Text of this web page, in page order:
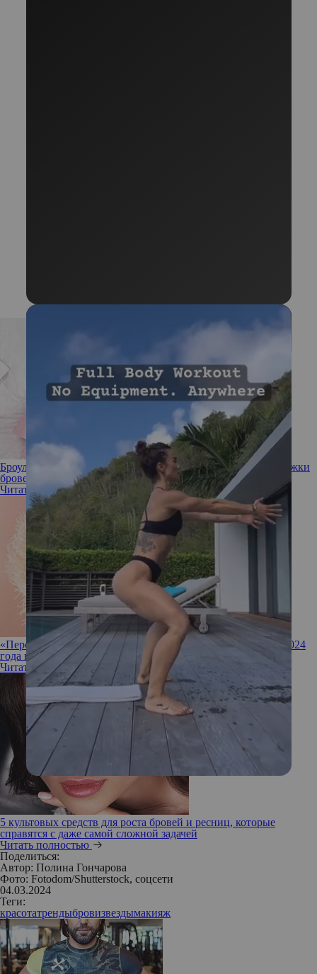
Броулифтинг: как можно омолодить лицо с помощью подтяжки
бровей
Читать полностью
«Персиковый пух»: как модно внедрить главный оттенок 2024
года в свой образ и интерьер
Читать полностью
5 культовых средств для роста бровей и ресниц, которые
справятся с даже самой сложной задачей
Читать полностью
Поделиться:
Автор: Полина Гончарова
Фото: Fotodom/Shutterstock, соцсети
04.03.2024
Теги:
красотатрендыбровизвездымакияж